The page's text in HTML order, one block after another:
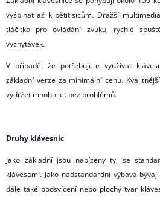
vyšplhat až k pětitisícům. Dražší
tláčitko pro ovládání zvuku, rychlé
vychytávek.
V případě, že potřebujete využivat
základní verze za minimální cenu.
vydržet mnoho let bez problémů.
Druhy klávesnic
Jako základní jsou nabízeny ty, se
klávesami. Jako nadstandardní výbava
dále také podsvícení nebo plochý tvar